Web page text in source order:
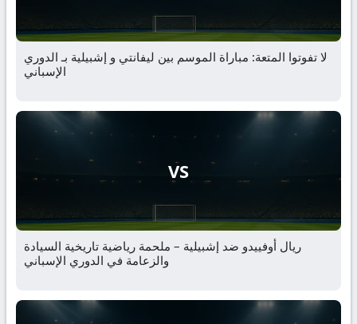
لا تفوتوا المتعة: مباراة الموسم بين ليفانتي و إشبيلية بـ الدوري
الإسباني
VS
ريال أوفييدو ضد إشبيلية – ملحمة رياضية تاريخية السيادة
والزعامة في الدوري الإسباني